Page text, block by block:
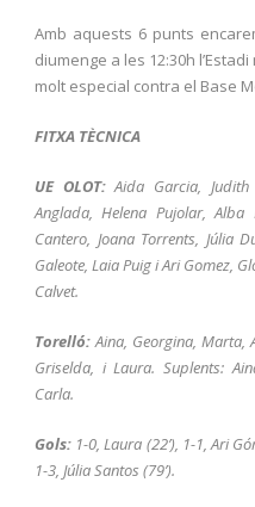
Amb aquests 6 punts
diumenge a les 12:30h
molt especial contra el Base
FITXA TÈCNICA
UE OLOT:Aida Garcia, Judith
Anglada, Helena Pujolar,
Cantero, Joana Torrents, Júlia
Galeote, Laia Puig i Ari Gomez,
Calvet.
Torelló: Aina, Georgina, Marta,
Griselda, i Laura. Suplents:
Carla.
Gols: 1-0, Laura (22’), 1-1, Ari
1-3, Júlia Santos (79’).